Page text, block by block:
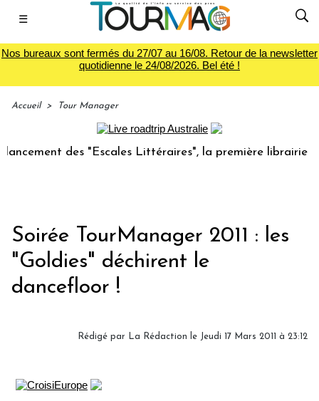
☰
Nos bureaux sont fermés du 27/07 au 16/08. Retour de la newsletter
quotidienne le 24/08/2026. Bel été !
Accueil > Tour Manager
des "Escales Littéraires", la première librairie du
Soirée TourManager 2011 : les
"Goldies" déchirent le
dancefloor !
Rédigé par La Rédaction le Jeudi 17 Mars 2011 à 23:12